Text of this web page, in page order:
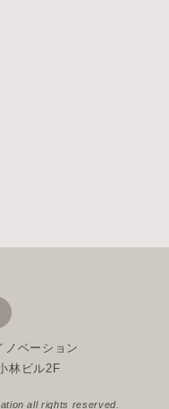
ノベーション
林ビル2F
all rights reserved.